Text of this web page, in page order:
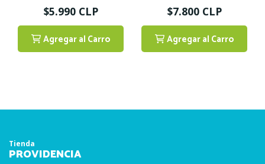
$5.990 CLP
Agregar al Carro
$7.800 CLP
Agregar al Carro
Tienda
PROVIDENCIA